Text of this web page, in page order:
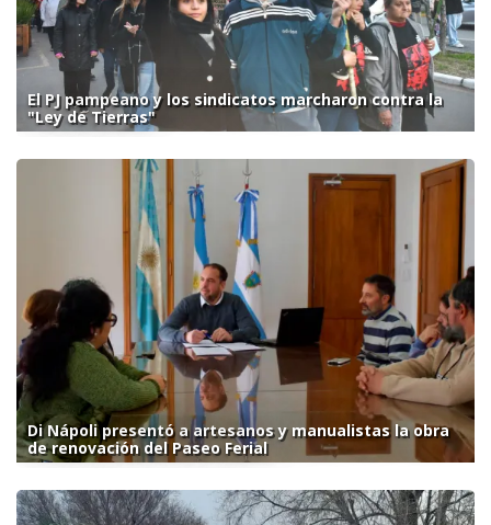
El PJ pampeano y los sindicatos marcharon contra la
"Ley de Tierras"
Di Nápoli presentó a artesanos y manualistas la obra
de renovación del Paseo Ferial